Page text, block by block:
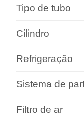
Tipo de tubo
Cilindro
Refrigeração
Sistema de
Filtro de ar